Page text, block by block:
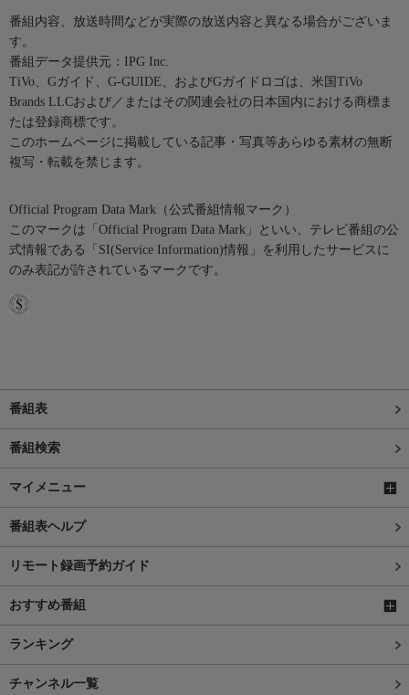
番組内容、放送時間などが実際の放送内容と異なる場合がございま
す。
番組データ提供元：IPG Inc.
TiVo、Gガイド、G-GUIDE、およびGガイドロゴは、米国TiVo
Brands LLCおよび／またはその関連会社の日本国内における商標ま
たは登録商標です。
このホームページに掲載している記事・写真等あらゆる素材の無断
複写・転載を禁じます。
Official Program Data Mark（公式番組情報マーク）
このマークは「Official Program Data Mark」といい、テレビ番組の公
式情報である「SI(Service Information)情報」を利用したサービスに
のみ表記が許されているマークです。
番組表
番組検索
マイメニュー
番組表ヘルプ
リモート録画予約ガイド
おすすめ番組
ランキング
チャンネル一覧